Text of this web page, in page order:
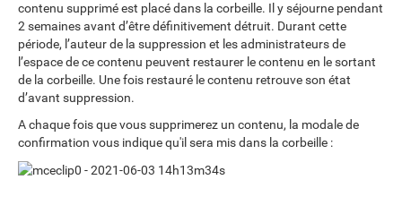
contenu supprimé est placé dans la corbeille. Il y séjourne pendant
2 semaines avant d’être définitivement détruit. Durant cette
période, l’auteur de la suppression et les administrateurs de
l’espace de ce contenu peuvent restaurer le contenu en le sortant
de la corbeille. Une fois restauré le contenu retrouve son état
d’avant suppression.
A chaque fois que vous supprimerez un contenu, la modale de
confirmation vous indique qu'il sera mis dans la corbeille :